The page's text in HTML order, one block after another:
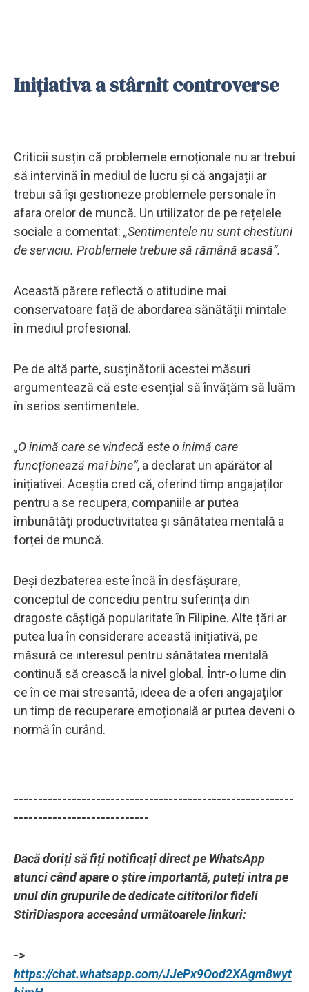
Inițiativa a stârnit controverse
Criticii susțin că problemele emoționale nu ar trebui
să intervină în mediul de lucru și că angajații ar
trebui să își gestioneze problemele personale în
afara orelor de muncă. Un utilizator de pe rețelele
sociale a comentat: „Sentimentele nu sunt chestiuni
de serviciu. Problemele trebuie să rămână acasă”.
Această părere reflectă o atitudine mai
conservatoare față de abordarea sănătății mintale
în mediul profesional.
Pe de altă parte, susținătorii acestei măsuri
argumentează că este esențial să învățăm să luăm
în serios sentimentele.
„O inimă care se vindecă este o inimă care
funcționează mai bine”, a declarat un apărător al
inițiativei. Aceștia cred că, oferind timp angajaților
pentru a se recupera, companiile ar putea
îmbunătăți productivitatea și sănătatea mentală a
forței de muncă.
Deși dezbaterea este încă în desfășurare,
conceptul de concediu pentru suferința din
dragoste câștigă popularitate în Filipine. Alte țări ar
putea lua în considerare această inițiativă, pe
măsură ce interesul pentru sănătatea mentală
continuă să crească la nivel global. Într-o lume din
ce în ce mai stresantă, ideea de a oferi angajaților
un timp de recuperare emoțională ar putea deveni o
normă în curând.
----------------------------------------------------------
----------------------------
Dacă doriți să fiți notificați direct pe WhatsApp
atunci când apare o știre importantă, puteți intra pe
unul din grupurile de dedicate cititorilor fideli
StiriDiaspora accesând următoarele linkuri:
->
https://chat.whatsapp.com/JJePx9Ood2XAgm8wyt